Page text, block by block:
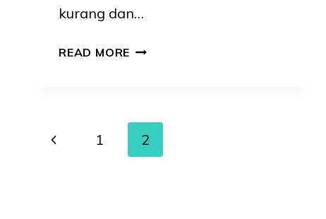
kurang dan…
READ MORE SUSU
KAJI
PUNCA
Page
Previous
1 2